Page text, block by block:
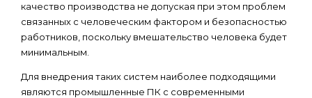
качество производства не допуская при этом проблем
связанных с человеческим фактором и безопасностью
работников, поскольку вмешательство человека будет
минимальным.
Для внедрения таких систем наиболее подходящими
являются промышленные ПК с современными